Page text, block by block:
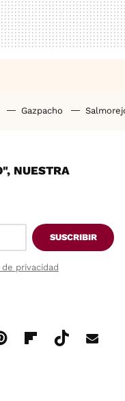
Gazpacho
NUESTRA
SUSCRIBIR
privacidad